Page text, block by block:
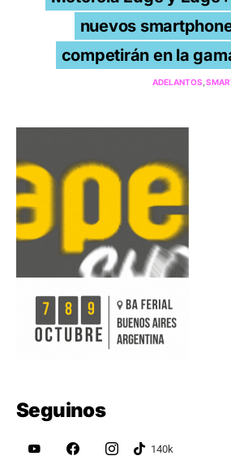
nuevos
competirán en la
ADELANTOS
Seguinos